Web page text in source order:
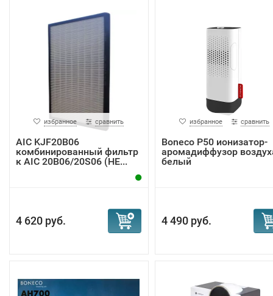
избранное сравнить
AIC KJF20B06
комбинированный фильтр
к AIC 20B06/20S06 (НЕ...
4 620 руб.
избранное сравнить
Boneco P50 ионизатор-
аромадиффузор
белый
4 490 руб.